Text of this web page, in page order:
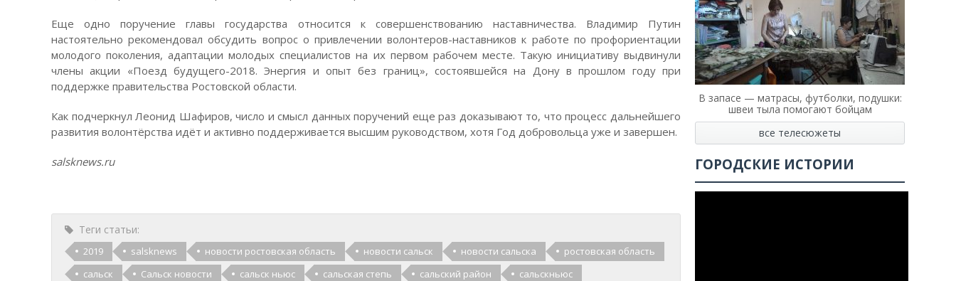
Еще одно поручение главы государства относится к совершенствованию наставничества. Владимир Путин
настоятельно рекомендовал обсудить вопрос о привлечении волонтеров-наставников к работе по профориентации
молодого поколения, адаптации молодых специалистов на их первом рабочем месте. Такую инициативу выдвинули
члены акции «Поезд будущего-2018. Энергия и опыт без границ», состоявшейся на Дону в прошлом году при
поддержке правительства Ростовской области.
Как подчеркнул Леонид Шафиров, число и смысл данных поручений еще раз доказывают то, что процесс дальнейшего
развития волонтёрства идёт и активно поддерживается высшим руководством, хотя Год добровольца уже и завершен.
salsknews.ru
Теги статьи:
2019 salsknews новости ростовская область новости сальск новости сальска
ростовская область
сальск
Сальск новости сальск ньюс сальская степь сальский район сальскньюс
В запасе — матрасы, футболки, подушки:
швеи тыла помогают бойцам
все телесюжеты
ГОРОДСКИЕ ИСТОРИИ